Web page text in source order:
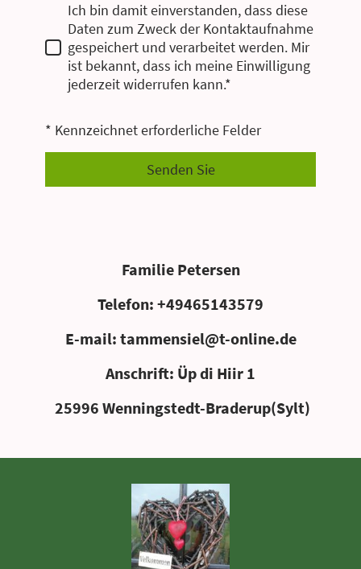
Ich bin damit einverstanden, dass diese
Daten zum Zweck der Kontaktaufnahme
gespeichert und verarbeitet werden. Mir
ist bekannt, dass ich meine Einwilligung
jederzeit widerrufen kann.*
* Kennzeichnet erforderliche Felder
Senden Sie
Familie Petersen
Telefon: +49465143579
E-mail: tammensiel@t-online.de
Anschrift: Üp di Hiir 1
25996 Wenningstedt-Braderup(Sylt)